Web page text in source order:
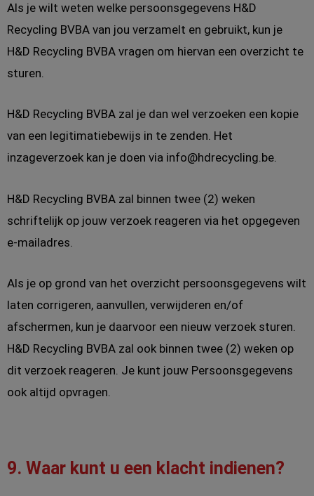
Als je wilt weten welke persoonsgegevens H&D
Recycling BVBA van jou verzamelt en gebruikt, kun je
H&D Recycling BVBA vragen om hiervan een overzicht te
sturen.
H&D Recycling BVBA zal je dan wel verzoeken een kopie
van een legitimatiebewijs in te zenden. Het
inzageverzoek kan je doen via info@hdrecycling.be.
H&D Recycling BVBA zal binnen twee (2) weken
schriftelijk op jouw verzoek reageren via het opgegeven
e-mailadres.
Als je op grond van het overzicht persoonsgegevens wilt
laten corrigeren, aanvullen, verwijderen en/of
afschermen, kun je daarvoor een nieuw verzoek sturen.
H&D Recycling BVBA zal ook binnen twee (2) weken op
dit verzoek reageren. Je kunt jouw Persoonsgegevens
ook altijd opvragen.
9. Waar kunt u een klacht indienen?